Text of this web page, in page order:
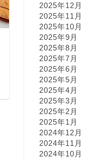
2025年12月
2025年11月
2025年10月
2025年9月
2025年8月
2025年7月
2025年6月
2025年5月
2025年4月
2025年3月
2025年2月
2025年1月
2024年12月
2024年11月
2024年10月